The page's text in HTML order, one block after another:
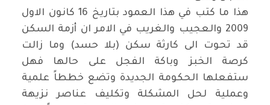
هذا ما كتب في هذا العمود بتاريخ 16 كانون الاول
2009 والعجيب والغريب في الامر ان أزمة السكن
قد تحوت الى كارثة سكن (بلا حسد) وما زالت
كرصة الخبز وباكة الفجل على حالها فهل
ستفعلها الحكومة الجديدة وتضع خططاً علمية
وعملية لحل المشكلة وتكليف عناصر نزيهة